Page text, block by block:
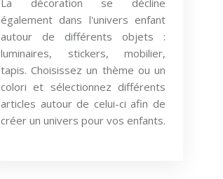
La décoration se décline
également dans l'univers enfant
autour de différents objets :
luminaires, stickers, mobilier,
tapis. Choisissez un thème ou un
colori et sélectionnez différents
articles autour de celui-ci afin de
créer un univers pour vos enfants.